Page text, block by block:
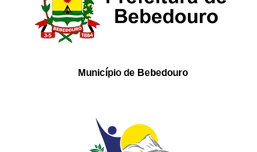
Município de Bebedouro